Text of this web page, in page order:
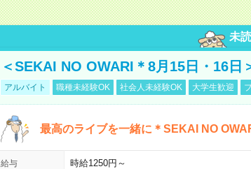
未読
＜SEKAI NO OWARI＊8月15日・16日
アルバイト 職種未経験OK 社会人未経験OK 大学生歓迎
最高のライブを一緒に＊SEKAI NO
給与 時給1250円～